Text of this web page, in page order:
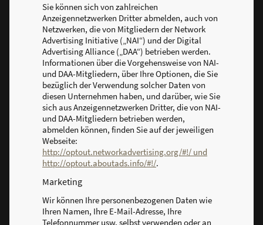
Sie können sich von zahlreichen
Anzeigennetzwerken Dritter abmelden, auch von
Netzwerken, die von Mitgliedern der Network
Advertising Initiative („NAI“) und der Digital
Advertising Alliance („DAA“) betrieben werden.
Informationen über die Vorgehensweise von NAI-
und DAA-Mitgliedern, über Ihre Optionen, die Sie
bezüglich der Verwendung solcher Daten von
diesen Unternehmen haben, und darüber, wie Sie
sich aus Anzeigennetzwerken Dritter, die von NAI-
und DAA-Mitgliedern betrieben werden,
abmelden können, finden Sie auf der jeweiligen
Webseite:
http://optout.networkadvertising.org/#!/ und
http://optout.aboutads.info/#!/.
Marketing
Wir können Ihre personenbezogenen Daten wie
Ihren Namen, Ihre E-Mail-Adresse, Ihre
Telefonnummer usw. selbst verwenden oder an